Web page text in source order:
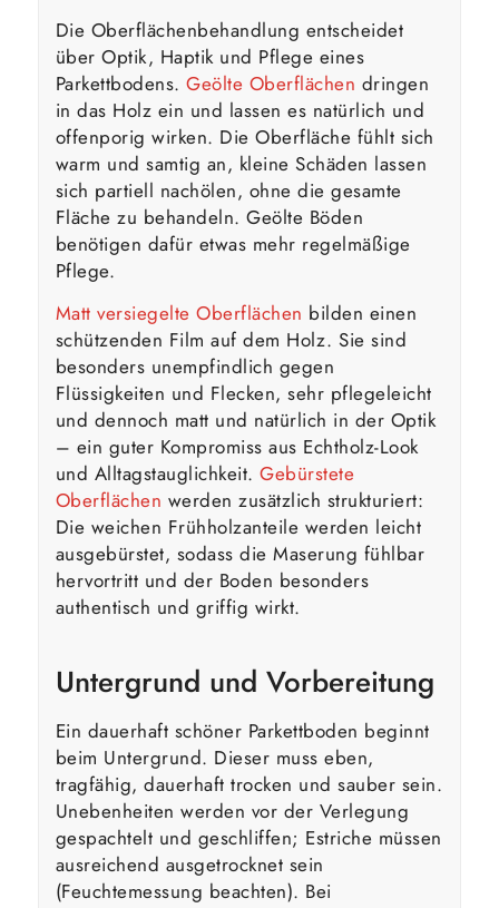
Die Oberflächenbehandlung entscheidet
über Optik, Haptik und Pflege eines
Parkettbodens.Geölte Oberflächen dringen
in das Holz ein und lassen es natürlich und
offenporig wirken. Die Oberfläche fühlt sich
warm und samtig an, kleine Schäden lassen
sich partiell nachölen, ohne die gesamte
Fläche zu behandeln. Geölte Böden
benötigen dafür etwas mehr regelmäßige
Pflege.
Matt versiegelte Oberflächen bilden einen
schützenden Film auf dem Holz. Sie sind
besonders unempfindlich gegen
Flüssigkeiten und Flecken, sehr pflegeleicht
und dennoch matt und natürlich in der Optik
– ein guter Kompromiss aus Echtholz-Look
und Alltagstauglichkeit.Gebürstete
Oberflächen werden zusätzlich strukturiert:
Die weichen Frühholzanteile werden leicht
ausgebürstet, sodass die Maserung fühlbar
hervortritt und der Boden besonders
authentisch und griffig wirkt.
Untergrund und Vorbereitung
Ein dauerhaft schöner Parkettboden beginnt
beim Untergrund. Dieser muss eben,
tragfähig, dauerhaft trocken und sauber sein.
Unebenheiten werden vor der Verlegung
gespachtelt und geschliffen; Estriche müssen
ausreichend ausgetrocknet sein
(Feuchtemessung beachten). Bei